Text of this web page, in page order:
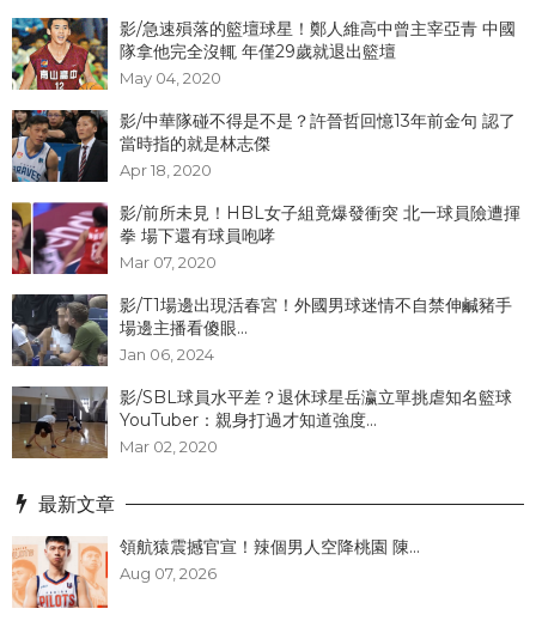
影/急速殞落的籃壇球星！鄭人維高中曾主宰亞青 中國
隊拿他完全沒輒 年僅29歲就退出籃壇
May 04, 2020
影/中華隊碰不得是不是？許晉哲回憶13年前金句 認了
當時指的就是林志傑
Apr 18, 2020
影/前所未見！HBL女子組竟爆發衝突 北一球員險遭揮
拳 場下還有球員咆哮
Mar 07, 2020
影/T1場邊出現活春宮！外國男球迷情不自禁伸鹹豬手
場邊主播看傻眼...
Jan 06, 2024
影/SBL球員水平差？退休球星岳瀛立單挑虐知名籃球
YouTuber：親身打過才知道強度...
Mar 02, 2020
最新文章
領航猿震撼官宣！辣個男人空降桃園 陳...
Aug 07, 2026